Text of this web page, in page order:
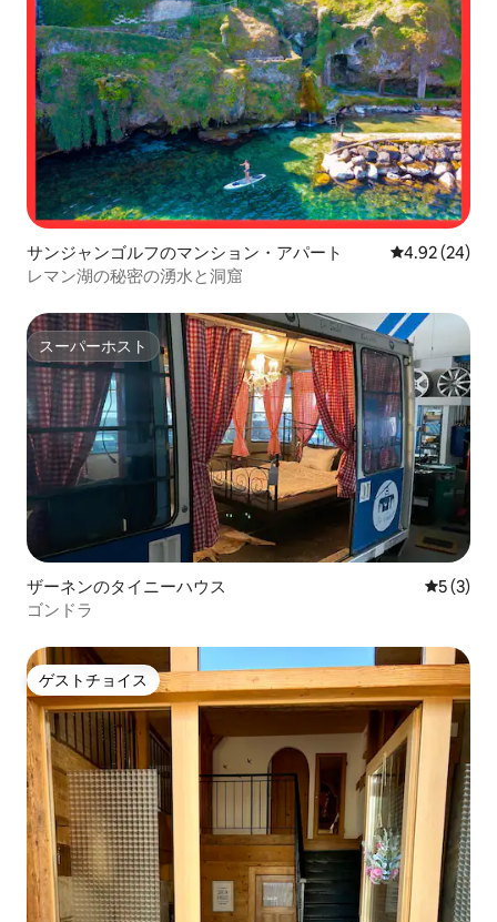
サンジャンゴルフのマンション・アパート レビュー24
4.92 (24)
レマン湖の秘密の湧水と洞窟
スーパーホスト
スーパーホスト
ザーネンのタイニーハウス レビュー
5 (3)
ゴンドラ
ゲストチョイス
ゲストチョイス